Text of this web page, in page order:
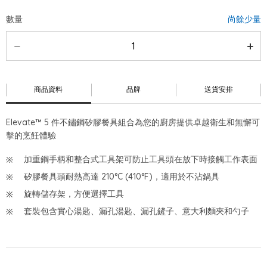
數量 尚餘少量
商品資料 品牌 送貨安排
Elevate™ 5 件不鏽鋼矽膠餐具組合為您的廚房提供卓越衛生和無懈可
擊的烹飪體驗
加重鋼手柄和整合式工具架可防止工具頭在放下時接觸工作表面
矽膠餐具頭耐熱高達 210°C (410°F)，適用於不沾鍋具
旋轉儲存架，方便選擇工具
套裝包含實心湯匙、漏孔湯匙、漏孔鏟子、意大利麵夾和勺子